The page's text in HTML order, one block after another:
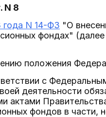
N 8
года N 14-ФЗ "О
фондах"
положения
с
деятельности
актами
фондов в части,